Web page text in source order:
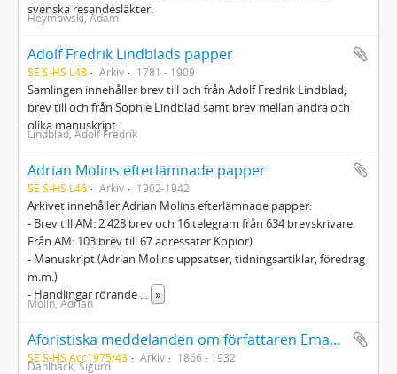
svenska resandesläkter.
Heymowski, Adam
Adolf Fredrik Lindblads papper
SE S-HS L48 Arkiv 1781 - 1909
Samlingen innehåller brev till och från Adolf Fredrik Lindblad,
brev till och från Sophie Lindblad samt brev mellan andra och
olika manuskript.
Lindblad, Adolf Fredrik
Adrian Molins efterlämnade papper
SE S-HS L46 Arkiv 1902-1942
Arkivet innehåller Adrian Molins efterlämnade papper:
- Brev till AM: 2 428 brev och 16 telegram från 634 brevskrivare.
Från AM: 103 brev till 67 adressater.Kopior)
- Manuskript (Adrian Molins uppsatser, tidningsartiklar, föredrag
m.m.)
- Handlingar rörande ... »
Molin, Adrian
Aforistiska meddelanden om författaren Emanuel Franzén med mera av Sigurd Dahlbäck (kopia)
SE S-HS Acc1975/43 Arkiv 1866 - 1932
Dahlbäck, Sigurd